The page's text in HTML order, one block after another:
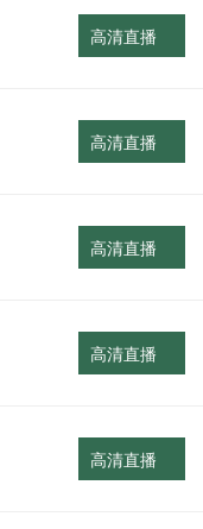
高清直播
高清直播
高清直播
高清直播
高清直播